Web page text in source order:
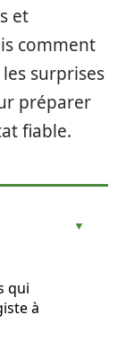
et
comment
surprises
préparer
fiable.
qui
à